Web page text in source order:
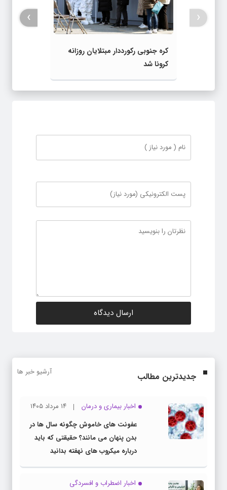
کره‌ جنوبی رکورددار مبتلایان روزانه
کرونا شد
‹
›
جدیدترین مطالب آرشیو خبر ها
اخبار بیماری و درمان
۱۴ مرداد ۱۴۰۵
عفونت های خاموش چگونه سال ها در
بدن پنهان می مانند؟ حقیقتی که باید
درباره میکروب های نهفته بدانید
اخبار اضطراب و افسردگی